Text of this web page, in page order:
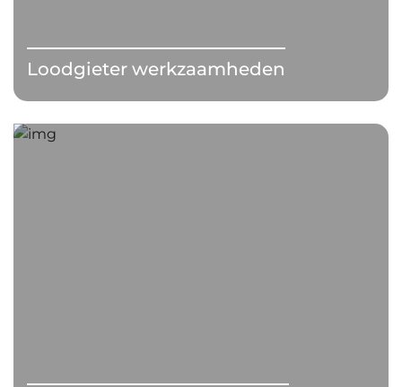
Loodgieter werkzaamheden